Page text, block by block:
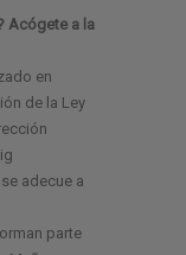
Acógete a la
en
de la Ley
adecue a
parte